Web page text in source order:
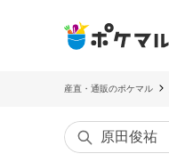
産直・通販のポケマル